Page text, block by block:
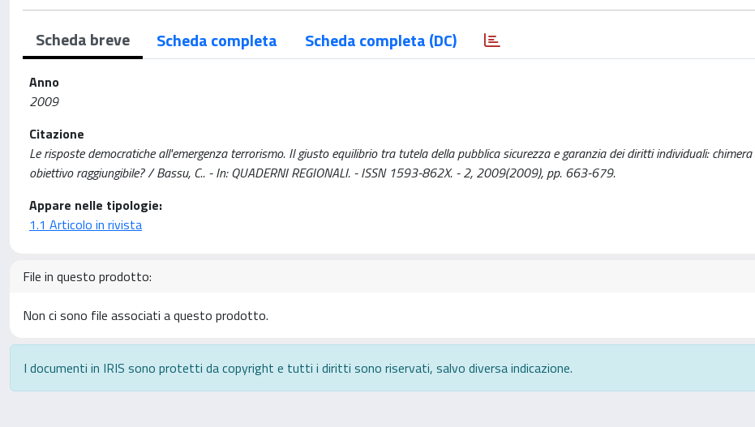
Scheda breve Scheda completa Scheda completa (DC)
Anno
2009
Citazione
Le risposte democratiche all'emergenza terrorismo. Il giusto equilibrio tra tutela della pubblica sicurezza e garanzia dei diritti individuali:
obiettivo raggiungibile? / Bassu, C.. - In: QUADERNI REGIONALI. - ISSN 1593-862X. - 2, 2009(2009), pp. 663-679.
Appare nelle tipologie:
1.1 Articolo in rivista
File in questo prodotto:
Non ci sono file associati a questo prodotto.
I documenti in IRIS sono protetti da copyright e tutti i diritti sono riservati, salvo diversa indicazione.